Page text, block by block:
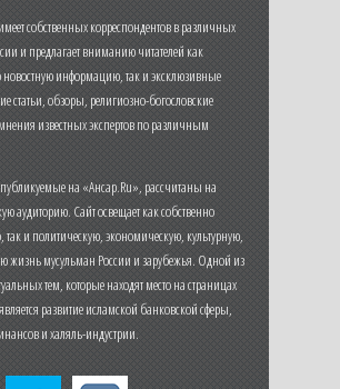
собственных корреспондентов в различных
и предлагает вниманию читателей как
новостную информацию, так и эксклюзивные
статьи, обзоры, религиозно-богословские
известных экспертов по различным
на «Ансар.Ru», рассчитаны на
аудиторию. Сайт освещает как собственно
так и политическую, экономическую, культурную,
жизнь мусульман России и зарубежья. Одной из
тем, которые находят место на страницах
развитие исламской банковской сферы,
и халяль-индустрии.